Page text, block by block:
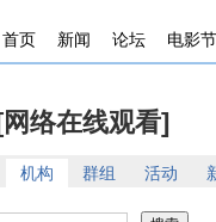
首页 新闻 论坛 电影节
络在线观看]
机构 群组 活动